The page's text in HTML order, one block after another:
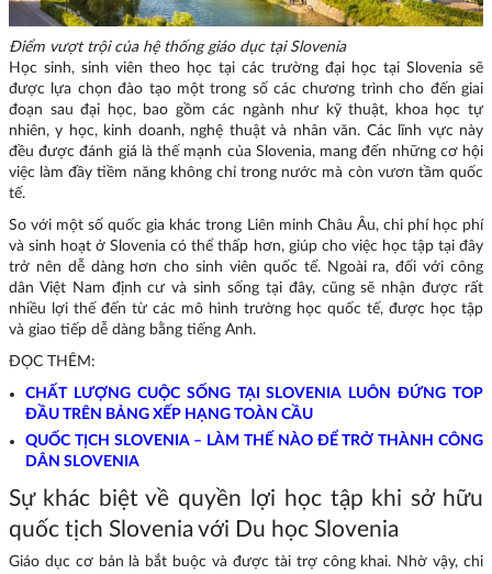
Điểm vượt trội của hệ thống giáo dục tại Slovenia
Học sinh, sinh viên theo học tại các trường đại học tại Slovenia sẽ
được lựa chọn đào tạo một trong số các chương trình cho đến giai
đoạn sau đại học, bao gồm các ngành như kỹ thuật, khoa học tự
nhiên, y học, kinh doanh, nghệ thuật và nhân văn. Các lĩnh vực này
đều được đánh giá là thế mạnh của Slovenia, mang đến những cơ hội
việc làm đầy tiềm năng không chỉ trong nước mà còn vươn tầm quốc
tế.
So với một số quốc gia khác trong Liên minh Châu Âu, chi phí học phí
và sinh hoạt ở Slovenia có thể thấp hơn, giúp cho việc học tập tại đây
trở nên dễ dàng hơn cho sinh viên quốc tế. Ngoài ra, đối với công
dân Việt Nam định cư và sinh sống tại đây, cũng sẽ nhận được rất
nhiều lợi thế đến từ các mô hình trường học quốc tế, được học tập
và giao tiếp dễ dàng bằng tiếng Anh.
ĐỌC THÊM:
CHẤT LƯỢNG CUỘC SỐNG TẠI SLOVENIA LUÔN ĐỨNG TOP
ĐẦU TRÊN BẢNG XẾP HẠNG TOÀN CẦU
QUỐC TỊCH SLOVENIA – LÀM THẾ NÀO ĐỂ TRỞ THÀNH CÔNG
DÂN SLOVENIA
Sự khác biệt về quyền lợi học tập khi sở hữu
quốc tịch Slovenia với Du học Slovenia
Giáo dục cơ bản là bắt buộc và được tài trợ công khai. Nhờ vậy, chi